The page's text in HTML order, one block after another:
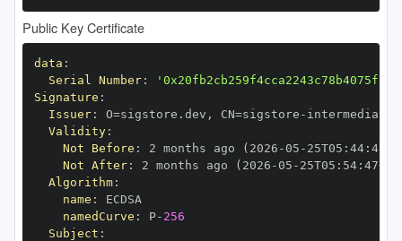
Public Key Certificate
data :
Serial Number:
Signature :
Issuer: O=sigstore.dev , CN=sigstore -
Validity:
Not Before : 2 months ago (2026 -05 - 25T05 : 44:
Not After: 2 months ago (2026 -05 - 25T05 : 54: 47+00
Algorithm:
name :
namedCurve : P- 256
Subject :